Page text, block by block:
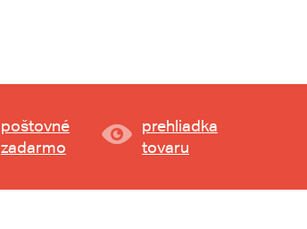
poštovné
zadarmo
prehliadka
tovaru